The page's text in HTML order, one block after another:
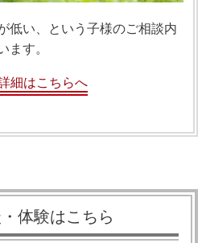
低い、という子様のご相談内
ます。
細はこちらへ
体験はこちら